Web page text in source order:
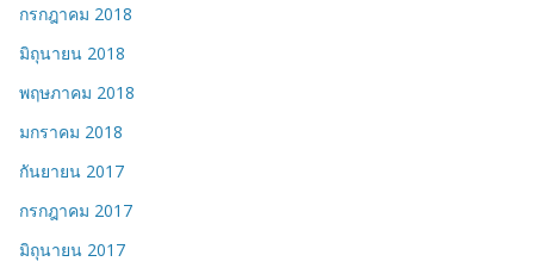
กรกฎาคม 2018
มิถุนายน 2018
พฤษภาคม 2018
มกราคม 2018
กันยายน 2017
กรกฎาคม 2017
มิถุนายน 2017